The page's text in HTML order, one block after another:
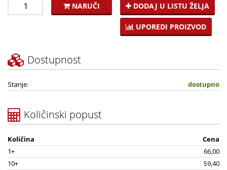
NARUČI DODAJ U LISTU ŽELJA
UPOREDI PROIZVOD
Dostupnost
Stanje: dostupno
Količinski popust
Količina
Cena
1+
66,00
10+
59,40